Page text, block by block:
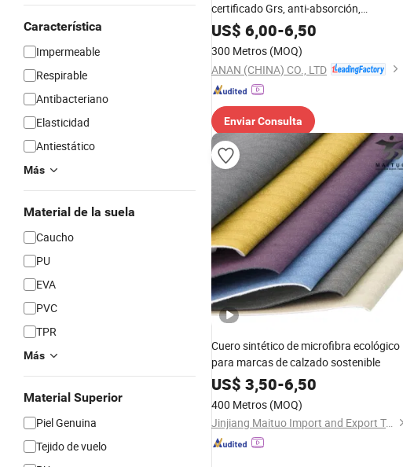
Característica
Impermeable
Respirable
Antibacteriano
Elasticidad
Antiestático
Más
Material de la suela
Caucho
PU
EVA
PVC
TPR
Más
Material Superior
Piel Genuina
Tejido de vuelo
certificado Grs, anti-absorción,
conforme a Reach, cuero microfibra
para calzado vegano
US$ 6,00-6,50
300 Metros (MOQ)
ANAN (CHINA) CO., LTD
Enviar Consulta
Cuero sintético de microfibra ecológico
para marcas de calzado sostenible
US$ 3,50-6,50
400 Metros (MOQ)
Jinjiang Maituo Import and Export Trading Co., Ltd.